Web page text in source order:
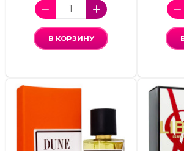
В КОРЗИНУ